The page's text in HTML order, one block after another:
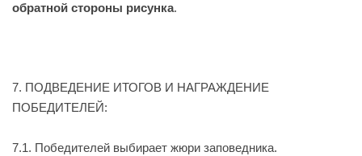
обратной стороны рисунка.
7. ПОДВЕДЕНИЕ ИТОГОВ И НАГРАЖДЕНИЕ
ПОБЕДИТЕЛЕЙ:
7.1. Победителей выбирает жюри заповедника.